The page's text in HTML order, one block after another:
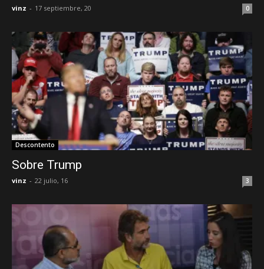
vinz - 17 septiembre, 20 0
Descontento
Sobre Trump
vinz - 22 julio, 16 3